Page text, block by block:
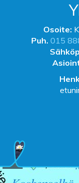
Osoite:
Puh. 015